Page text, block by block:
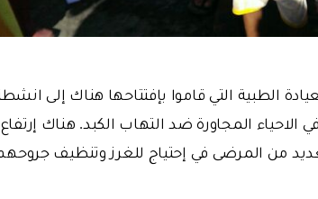
الطبية التي قاموا بإفتتاحها هناك إلى
مضيفا: '' قمنا هنا بتلقيح 150 طفل و500 في الاحياء المجاورة ضد التهاب الكبد.
من المرضى في إحتياج للغرز وتنظيف